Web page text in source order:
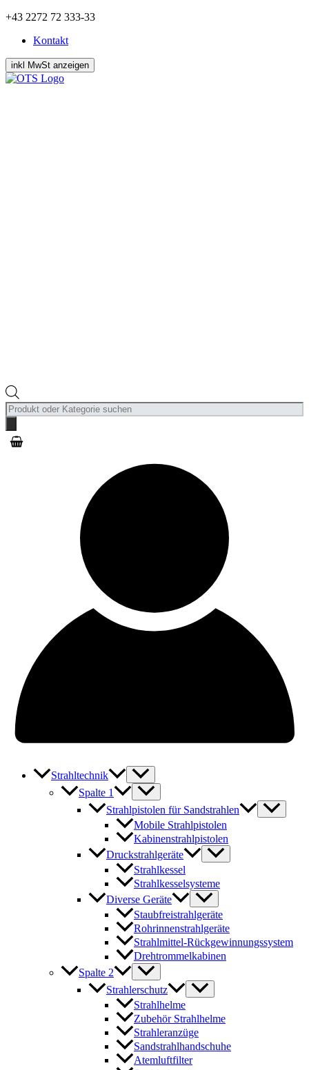
Zum
springen
+43 2272 72 333-33
Kontakt
Products
search
Strahltechnik
Spalte 1
Strahlpistolen für Sandstrahlen
Mobile Strahlpistolen
Kabinenstrahlpistolen
Druckstrahlgeräte
Strahlkessel
Strahlkesselsysteme
Diverse Geräte
Staubfreistrahlgeräte
Rohrinnenstrahlgeräte
Strahlmittel-Rückgewinnungssystem
Drehtrommelkabinen
Spalte 2
Strahlerschutz
Strahlhelme
Zubehör Strahlhelme
Strahleranzüge
Sandstrahlhandschuhe
Atemluftfilter